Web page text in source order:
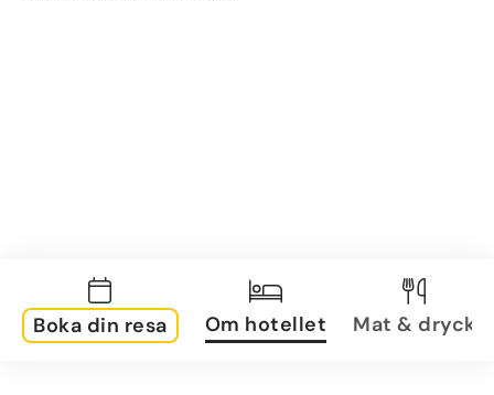
Boka din resa Om hotellet Mat & dryck